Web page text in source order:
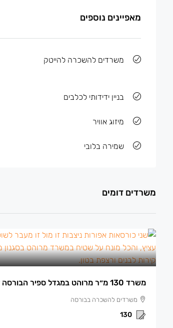
מאפיינים נוספים
משרדים להשכרה להייטק
בניין ידידותי לכלבים
מיזוג אוויר
שמירה בלובי
משרדים דומים
משרד 130 מ״ר מרוהט במגדל ספיר הבורסה Plug&play
משרדים להשכרה בבורסה
130